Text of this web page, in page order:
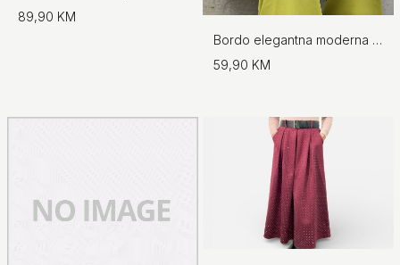
89,90 KM
Bordo elegantna moderna torba s preklopom
59,90 KM